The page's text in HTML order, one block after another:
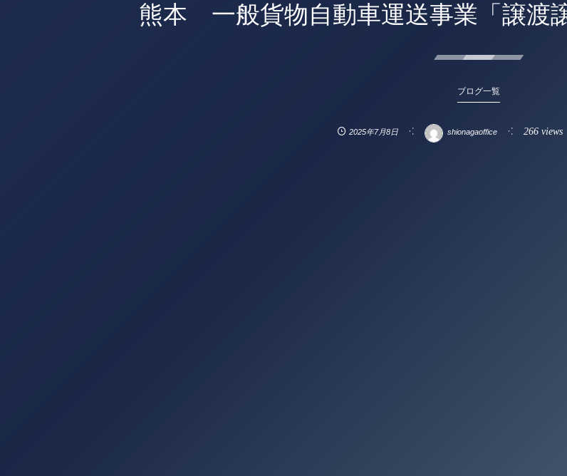
熊本 一般貨物自動車運送事業「譲渡
ブログ一覧
2025年7月8日 shionagaoffice 266 views